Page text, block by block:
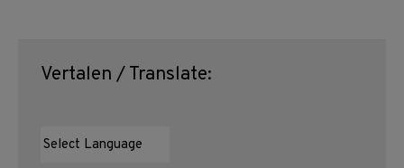
Vertalen / Translate: